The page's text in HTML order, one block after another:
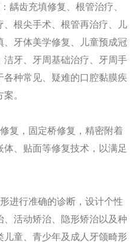
龋齿充填修复、根管治疗、
、根尖手术、根管再治疗、儿
牙体美学修复、儿童预成冠
洁牙、牙周基础治疗、牙周手
种常见、疑难的口腔黏膜疾
。
复，固定桥修复，精密附着
、贴面等修复技术，以满足
进行准确的诊断，设计个性
活动矫治、隐形矫治以及种
童、青少年及成人牙颌畸形